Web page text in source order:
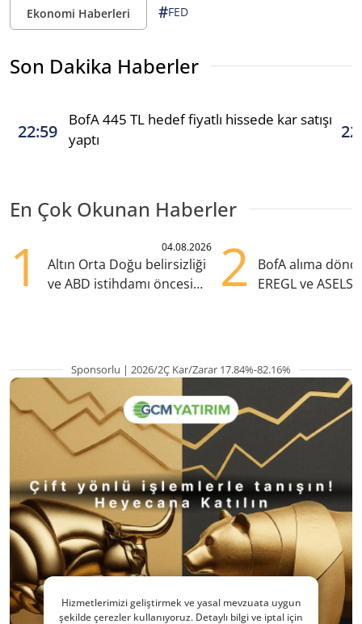
Ekonomi Haberleri #FED
Son Dakika Haberler
22:59
BofA 445 TL hedef fiyatlı hissede kar satışı
yaptı
En Çok Okunan Haberler
1 04.08.2026
Altın Orta Doğu belirsizliği
ve ABD istihdamı öncesi
2
BofA alıma
EREGL ve ASELS
Sponsorlu | 2026/2Ç Kar/Zarar 17.84%-82.16%
Hizmetlerimizi geliştirmek ve yasal mevzuata uygun
şekilde çerezler kullanıyoruz. Detaylı bilgi ve iptal için